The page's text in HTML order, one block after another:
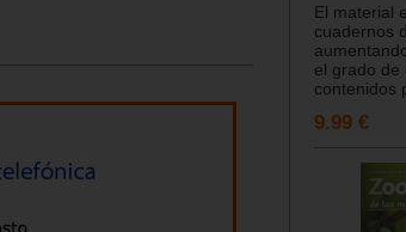
El material
cuadernos
el grado de
contenidos
9.99 €